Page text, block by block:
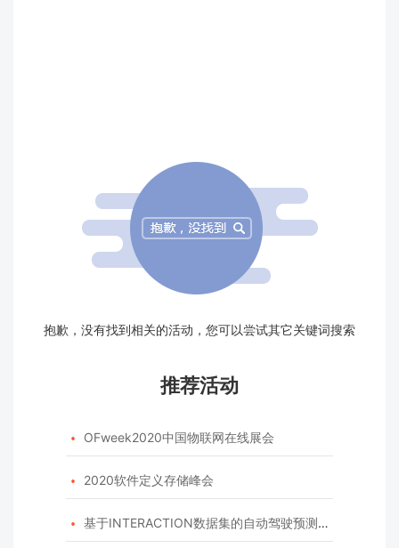
抱歉，没有找到相关的活动，您可以尝试其它关键词搜索
推荐活动
 OFweek2020中国物联网在线展会
 2020软件定义存储峰会
 基于INTERACTION数据集的自动驾驶预测模型挑战赛